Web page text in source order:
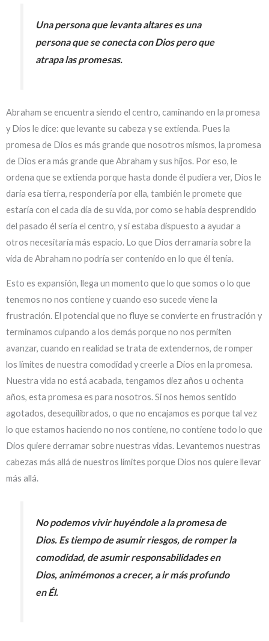
Una persona que levanta altares es una
persona que se conecta con Dios pero que
atrapa las promesas.
Abraham se encuentra siendo el centro, caminando en la promesa
y Dios le dice: que levante su cabeza y se extienda. Pues la
promesa de Dios es más grande que nosotros mismos, la promesa
de Dios era más grande que Abraham y sus hijos. Por eso, le
ordena que se extienda porque hasta donde él pudiera ver, Dios le
daría esa tierra, respondería por ella, también le promete que
estaría con el cada día de su vida, por como se había desprendido
del pasado él sería el centro, y si estaba dispuesto a ayudar a
otros necesitaría más espacio. Lo que Dios derramaría sobre la
vida de Abraham no podría ser contenido en lo que él tenía.
Esto es expansión, llega un momento que lo que somos o lo que
tenemos no nos contiene y cuando eso sucede viene la
frustración. El potencial que no fluye se convierte en frustración y
terminamos culpando a los demás porque no nos permiten
avanzar, cuando en realidad se trata de extendernos, de romper
los límites de nuestra comodidad y creerle a Dios en la promesa.
Nuestra vida no está acabada, tengamos diez años u ochenta
años, esta promesa es para nosotros. Si nos hemos sentido
agotados, desequilibrados, o que no encajamos es porque tal vez
lo que estamos haciendo no nos contiene, no contiene todo lo que
Dios quiere derramar sobre nuestras vidas. Levantemos nuestras
cabezas más allá de nuestros límites porque Dios nos quiere llevar
más allá.
No podemos vivir huyéndole a la promesa de
Dios. Es tiempo de asumir riesgos, de romper la
comodidad, de asumir responsabilidades en
Dios, animémonos a crecer, a ir más profundo
en Él.